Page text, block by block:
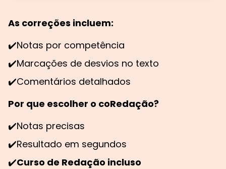
As correções incluem:
✔️Notas por competência
✔️Marcações de desvios no texto
✔️Comentários detalhados
Por que escolher o coRedação?
✔️Notas precisas
✔️Resultado em segundos
✔️Curso de Redação incluso